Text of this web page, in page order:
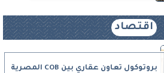
اقتصاد
بروتوكول تعاون عقاري بين COB المصرية